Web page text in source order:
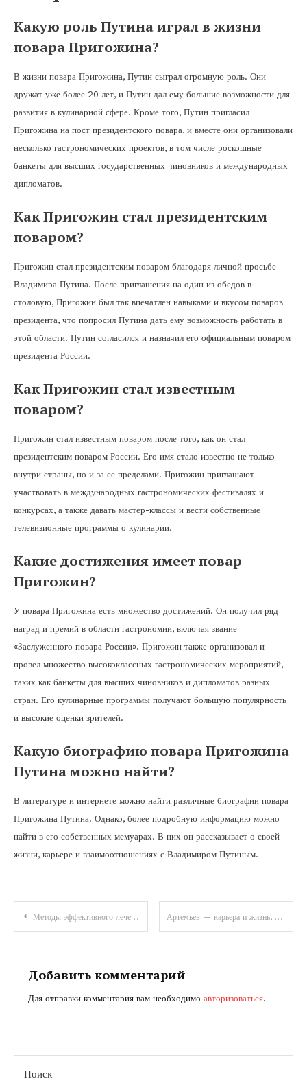
Какую роль Путина играл в жизни
повара Пригожина?
В жизни повара Пригожина, Путин сыграл огромную роль. Они
дружат уже более 20 лет, и Путин дал ему большие возможности для
развития в кулинарной сфере. Кроме того, Путин пригласил
Пригожина на пост президентского повара, и вместе они организовали
несколько гастрономических проектов, в том числе роскошные
банкеты для высших государственных чиновников и международных
дипломатов.
Как Пригожин стал президентским
поваром?
Пригожин стал президентским поваром благодаря личной просьбе
Владимира Путина. После приглашения на один из обедов в
столовую, Пригожин был так впечатлен навыками и вкусом поваров
президента, что попросил Путина дать ему возможность работать в
этой области. Путин согласился и назначил его официальным поваром
президента России.
Как Пригожин стал известным
поваром?
Пригожин стал известным поваром после того, как он стал
президентским поваром России. Его имя стало известно не только
внутри страны, но и за ее пределами. Пригожин приглашают
участвовать в международных гастрономических фестивалях и
конкурсах, а также давать мастер-классы и вести собственные
телевизионные программы о кулинарии.
Какие достижения имеет повар
Пригожин?
У повара Пригожина есть множество достижений. Он получил ряд
наград и премий в области гастрономии, включая звание
«Заслуженного повара России». Пригожин также организовал и
провел множество высококлассных гастрономических мероприятий,
таких как банкеты для высших чиновников и дипломатов разных
стран. Его кулинарные программы получают большую популярность
и высокие оценки зрителей.
Какую биографию повара Пригожина
Путина можно найти?
В литературе и интернете можно найти различные биографии повара
Пригожина Путина. Однако, более подробную информацию можно
найти в его собственных мемуарах. В них он рассказывает о своей
жизни, карьере и взаимоотношениях с Владимиром Путиным.
Навигация
по
записям
Методы эффективного лечения и удаления папиллом: аппаратные, хирургические способы, медикаменты Артемьев — карьера и жизнь, факты, которые вы никогда не знали!
Добавить комментарий
Для отправки комментария вам необходимо авторизоваться.
Поиск